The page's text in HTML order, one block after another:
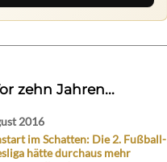
zehn Jahren...
2016
im Schatten: Die 2. Fußball-
hätte durchaus mehr